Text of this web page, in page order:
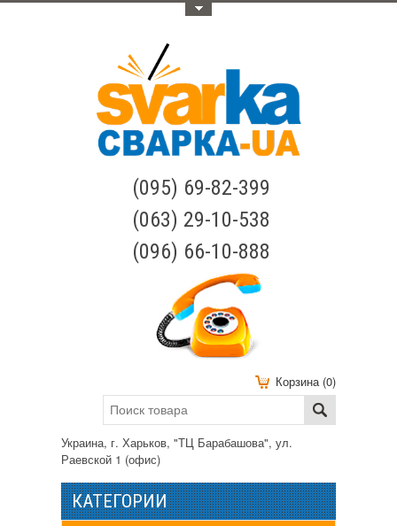
(095) 69-82-399
(063) 29-10-538
(096) 66-10-888
Корзина (0)
Украина, г. Харьков, "ТЦ Барабашова", ул.
Раевской 1 (офис)
КАТЕГОРИИ